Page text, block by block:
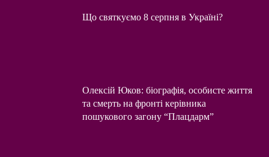
Що святкуємо 8 серпня в Україні?
Олексій Юков: біографія, особисте життя
та смерть на фронті керівника
пошукового загону “Плацдарм”